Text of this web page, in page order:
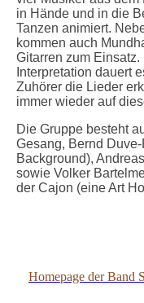
in Hände und in die
Tanzen animiert.
kommen auch
Gitarren zum
Interpretation dauert
Zuhörer die Lieder
immer wieder auf
Die Gruppe besteht
Gesang, Bernd
Background),
sowie Volker
der Cajon (eine Art
Homepage der Band